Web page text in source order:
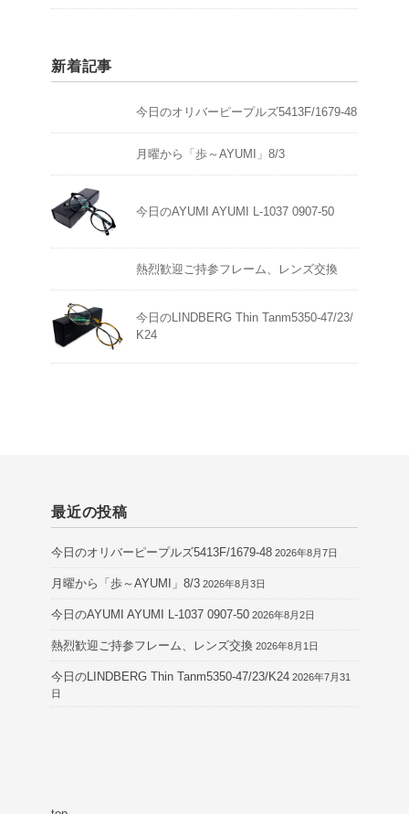
新着記事
今日のオリバーピープルズ5413F/1679-48
月曜から「歩～AYUMI」8/3
今日のAYUMI AYUMI L-1037 0907-50
熱烈歓迎ご持参フレーム、レンズ交換
今日のLINDBERG Thin Tanm5350-47/23/
K24
最近の投稿
今日のオリバーピープルズ5413F/1679-48 2026年8月7日
月曜から「歩～AYUMI」8/3 2026年8月3日
今日のAYUMI AYUMI L-1037 0907-50 2026年8月2日
熱烈歓迎ご持参フレーム、レンズ交換 2026年8月1日
今日のLINDBERG Thin Tanm5350-47/23/K24 2026年7月31
日